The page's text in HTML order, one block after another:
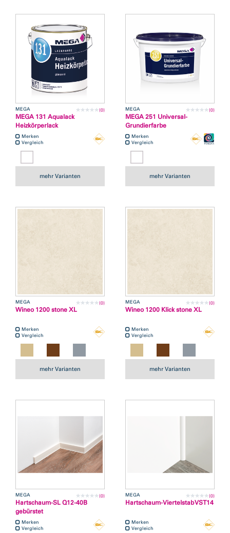
MEGA (0)
MEGA 131 Aqualack
Heizkörperlack
Merken
Vergleich
mehr Varianten
MEGA (0)
MEGA 251 Universal-
Grundierfarbe
Merken
Vergleich
mehr Varianten
MEGA (0)
Wineo 1200 stone XL
Merken
Vergleich
mehr Varianten
MEGA (0)
Wineo 1200 Klick stone XL
Merken
Vergleich
mehr Varianten
MEGA (0)
Hartschaum-SL Q12-40B
gebürstet
Merken
Vergleich
MEGA (0)
Hartschaum-Viertelstab VST14
Merken
Vergleich